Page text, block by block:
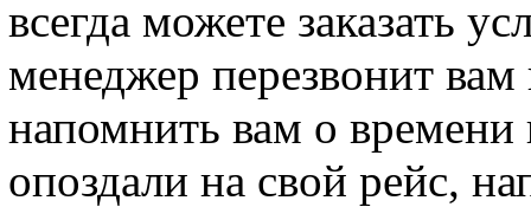
всегда можете заказать
менеджер перезвонит
напомнить вам о
опоздали на свой рейс,